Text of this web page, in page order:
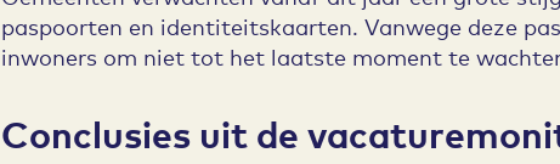
paspoorten en identiteitskaarten. Vanwege deze
inwoners om niet tot het laatste moment te
Conclusies uit de